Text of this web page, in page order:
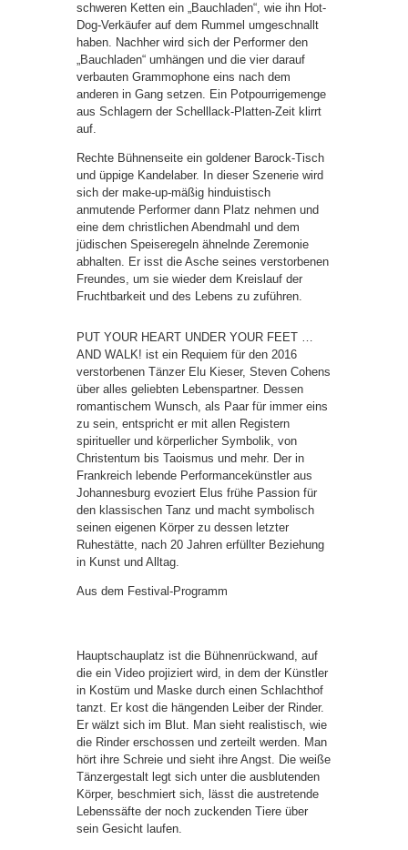
schweren Ketten ein „Bauchladen“, wie ihn Hot-
Dog-Verkäufer auf dem Rummel umgeschnallt
haben. Nachher wird sich der Performer den
„Bauchladen“ umhängen und die vier darauf
verbauten Grammophone eins nach dem
anderen in Gang setzen. Ein Potpourrigemenge
aus Schlagern der Schelllack-Platten-Zeit klirrt
auf.
Rechte Bühnenseite ein goldener Barock-Tisch
und üppige Kandelaber. In dieser Szenerie wird
sich der make-up-mäßig hinduistisch
anmutende Performer dann Platz nehmen und
eine dem christlichen Abendmahl und dem
jüdischen Speiseregeln ähnelnde Zeremonie
abhalten. Er isst die Asche seines verstorbenen
Freundes, um sie wieder dem Kreislauf der
Fruchtbarkeit und des Lebens zu zuführen.
PUT YOUR HEART UNDER YOUR FEET …
AND WALK! ist ein Requiem für den 2016
verstorbenen Tänzer Elu Kieser, Steven Cohens
über alles geliebten Lebenspartner. Dessen
romantischem Wunsch, als Paar für immer eins
zu sein, entspricht er mit allen Registern
spiritueller und körperlicher Symbolik, von
Christentum bis Taoismus und mehr. Der in
Frankreich lebende Performancekünstler aus
Johannesburg evoziert Elus frühe Passion für
den klassischen Tanz und macht symbolisch
seinen eigenen Körper zu dessen letzter
Ruhestätte, nach 20 Jahren erfüllter Beziehung
in Kunst und Alltag.
Aus dem Festival-Programm
Hauptschauplatz ist die Bühnenrückwand, auf
die ein Video projiziert wird, in dem der Künstler
in Kostüm und Maske durch einen Schlachthof
tanzt. Er kost die hängenden Leiber der Rinder.
Er wälzt sich im Blut. Man sieht realistisch, wie
die Rinder erschossen und zerteilt werden. Man
hört ihre Schreie und sieht ihre Angst. Die weiße
Tänzergestalt legt sich unter die ausblutenden
Körper, beschmiert sich, lässt die austretende
Lebenssäfte der noch zuckenden Tiere über
sein Gesicht laufen.